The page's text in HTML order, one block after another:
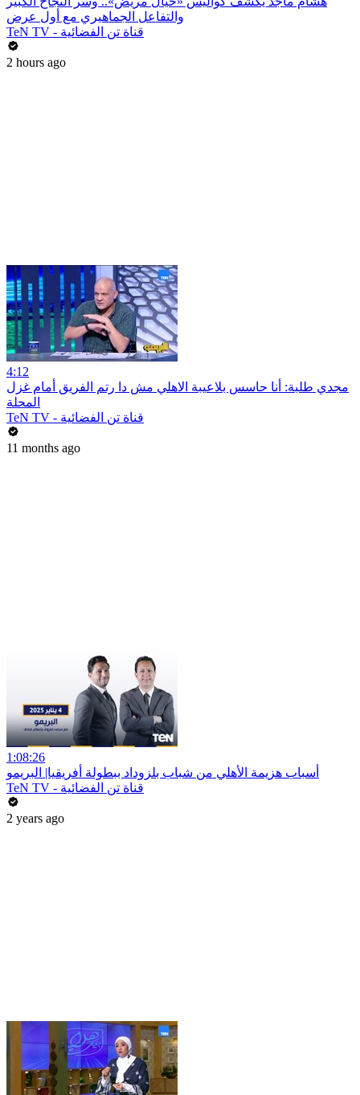
والتفاعل الجماهيري مع أول عرض
TeN TV - قناة تن الفضائية
2 hours ago
4:12
مجدي طلبة: أنا حاسس بلاعيبة الاهلي مش دا رتم الفريق أمام غزل
المحلة
TeN TV - قناة تن الفضائية
11 months ago
1:08:26
أسباب هزيمة الأهلي من شباب بلزوداد ببطولة أفريقيا| البريمو
TeN TV - قناة تن الفضائية
2 years ago